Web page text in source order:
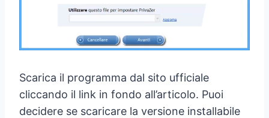
Scarica il programma dal sito ufficiale
cliccando il link in fondo all’articolo. Puoi
decidere se scaricare la versione installabile